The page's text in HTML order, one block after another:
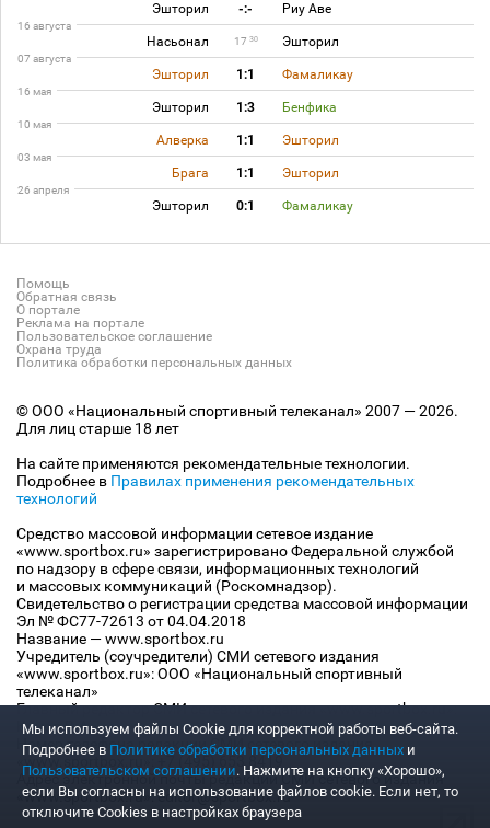
Эшторил -:- Риу Аве
16 августа
Насьонал 17 30 Эшторил
07 августа
Эшторил 1:1 Фамаликау
16 мая
Эшторил 1:3 Бенфика
10 мая
Алверка 1:1 Эшторил
03 мая
Брага 1:1 Эшторил
26 апреля
Эшторил 0:1 Фамаликау
Помощь
Обратная связь
О портале
Реклама на портале
Пользовательское соглашение
Охрана труда
Политика обработки персональных данных
© ООО «Национальный спортивный телеканал» 2007 — 2026.
Для лиц старше 18 лет
На сайте применяются рекомендательные технологии.
Подробнее в Правилах применения рекомендательных
технологий
Средство массовой информации сетевое издание
«www.sportbox.ru» зарегистрировано Федеральной службой
по надзору в сфере связи, информационных технологий
и массовых коммуникаций (Роскомнадзор).
Свидетельство о регистрации средства массовой информации
Эл № ФС77-72613 от 04.04.2018
Название — www.sportbox.ru
Учредитель (соучредители) СМИ сетевого издания
«www.sportbox.ru»: ООО «Национальный спортивный
телеканал»
Главный редактор СМИ сетевого издания «www.sportbox.ru»:
Конов В.А.
Номер телефона редакции СМИ сетевого издания
«www.sportbox.ru»: +7 (495) 653 8419
Адрес электронной почты редакции СМИ сетевого издания
«www.sportbox.ru»: editor@sportbox.ru
Мы используем файлы Сookie для корректной работы веб-сайта.
Подробнее в Политике обработки персональных данных и
Пользовательском соглашении. Нажмите на кнопку «Хорошо»,
если Вы согласны на использование файлов cookie. Если нет, то
отключите Cookies в настройках браузера